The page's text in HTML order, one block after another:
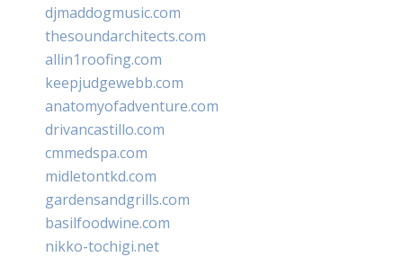
djmaddogmusic.com
thesoundarchitects.com
allin1roofing.com
keepjudgewebb.com
anatomyofadventure.com
drivancastillo.com
cmmedspa.com
midletontkd.com
gardensandgrills.com
basilfoodwine.com
nikko-tochigi.net